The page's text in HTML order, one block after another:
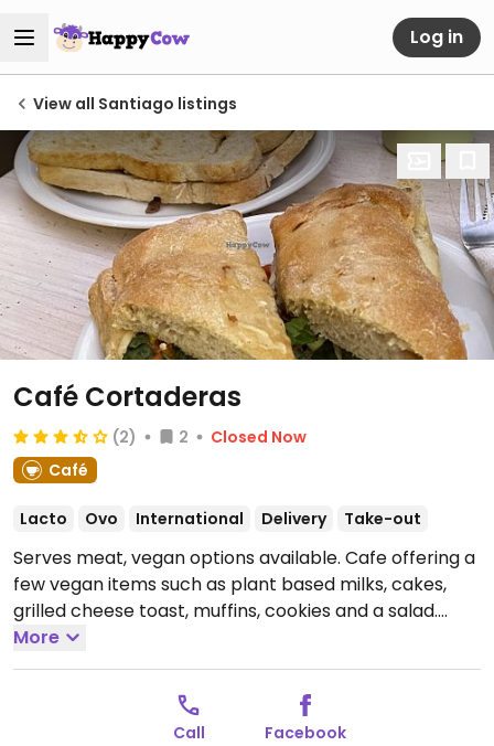
Log in
View all Santiago listings
Café Cortaderas
(2) 2
Closed Now
Café
Lacto Ovo International Delivery Take-out
Serves meat, vegan options available. Cafe offering a
few vegan items such as plant based milks, cakes,
grilled cheese toast, muffins, cookies and a salad.
Open Mon 8:30am-9:00pm, Tue-Fri 8:30am-9:30pm,
Sat-Sun 9:30am-9:00pm.
More
Call Facebook